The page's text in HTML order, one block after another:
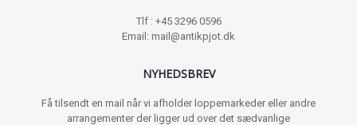
Tlf : +45 3296 0596
Email: mail@antikpjot.dk
NYHEDSBREV
Få tilsendt en mail når vi afholder loppemarkeder eller andre
arrangementer der ligger ud over det sædvanlige